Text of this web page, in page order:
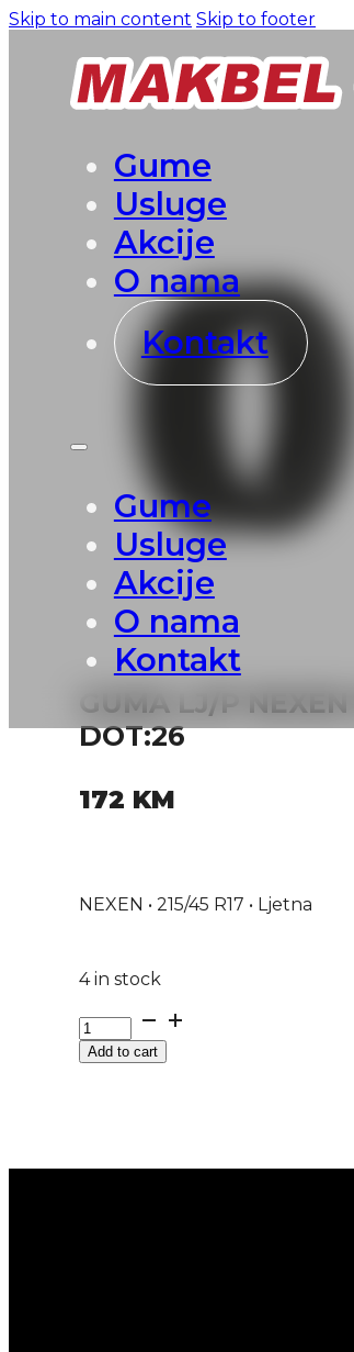
Skip to main content Skip to footer
Gume
Usluge
Akcije
O nama
Kontakt
Gume
Usluge
Akcije
O nama
Kontakt
GUMA LJ/P NEXEN
DOT:26
172 KM
NEXEN • 215/45 R17 • Ljetna
4 in stock
GUMA
LJ/P
NEXEN
Add to cart